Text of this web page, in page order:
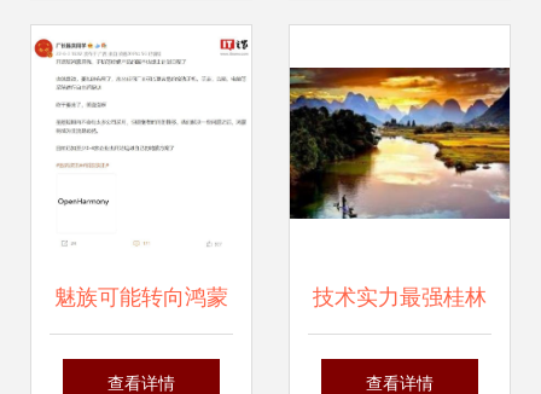
新浪潮
魅族可能转向鸿蒙
系统 市场风声与开
查看详情
技术实力最强桂林
APP制作公司 桂林
查看详情